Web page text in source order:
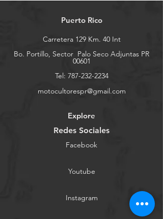
Puerto Rico
Carretera 129 Km. 40 Int
Bo. Portillo, Sector Palo Seco Adjuntas PR
00601
Tel: 787-232-2234
motocultorespr@gmail.com
Explore
Redes Sociales
Facebook
Youtube
Instagram